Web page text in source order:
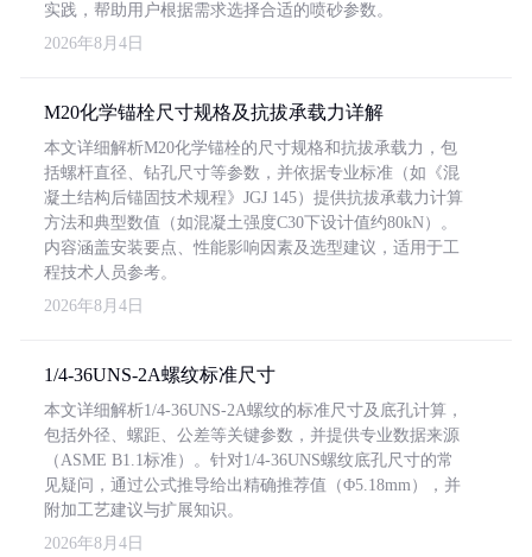
实践，帮助用户根据需求选择合适的喷砂参数。
2026年8月4日
M20化学锚栓尺寸规格及抗拔承载力详解
本文详细解析M20化学锚栓的尺寸规格和抗拔承载力，包
括螺杆直径、钻孔尺寸等参数，并依据专业标准（如《混
凝土结构后锚固技术规程》JGJ 145）提供抗拔承载力计算
方法和典型数值（如混凝土强度C30下设计值约80kN）。
内容涵盖安装要点、性能影响因素及选型建议，适用于工
程技术人员参考。
2026年8月4日
1/4-36UNS-2A螺纹标准尺寸
本文详细解析1/4-36UNS-2A螺纹的标准尺寸及底孔计算，
包括外径、螺距、公差等关键参数，并提供专业数据来源
（ASME B1.1标准）。针对1/4-36UNS螺纹底孔尺寸的常
见疑问，通过公式推导给出精确推荐值（Φ5.18mm），并
附加工艺建议与扩展知识。
2026年8月4日